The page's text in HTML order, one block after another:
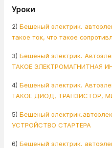
Уроки
2) Бешеный электрик.
такое ток, что такое
3) Бешеный электрик.
ТАКОЕ ЭЛЕКТРОМАГНИТНАЯ
4) Бешеный электрик.
ТАКОЕ ДИОД, ТРАНЗИСТОР,
5) Бешеный
УСТРОЙСТВО СТАРТЕРА
6) Бешеный электрик.